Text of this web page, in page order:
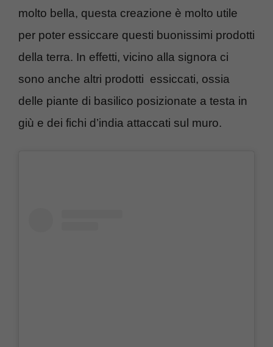
molto bella, questa creazione è molto utile
per poter essiccare questi buonissimi prodotti
della terra. In effetti, vicino alla signora ci
sono anche altri prodotti essiccati, ossia
delle piante di basilico posizionate a testa in
giù e dei fichi d’india attaccati sul muro.